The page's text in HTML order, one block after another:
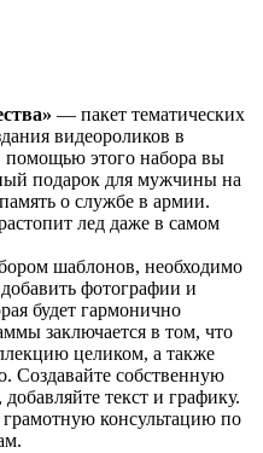
— пакет тематических
видеороликов в
помощью этого набора вы
подарок для мужчины на
о службе в армии.
лед даже в самом
шаблонов, необходимо
фотографии и
будет гармонично
заключается в том, что
целиком, а также
Создавайте собственную
текст и графику.
консультацию по